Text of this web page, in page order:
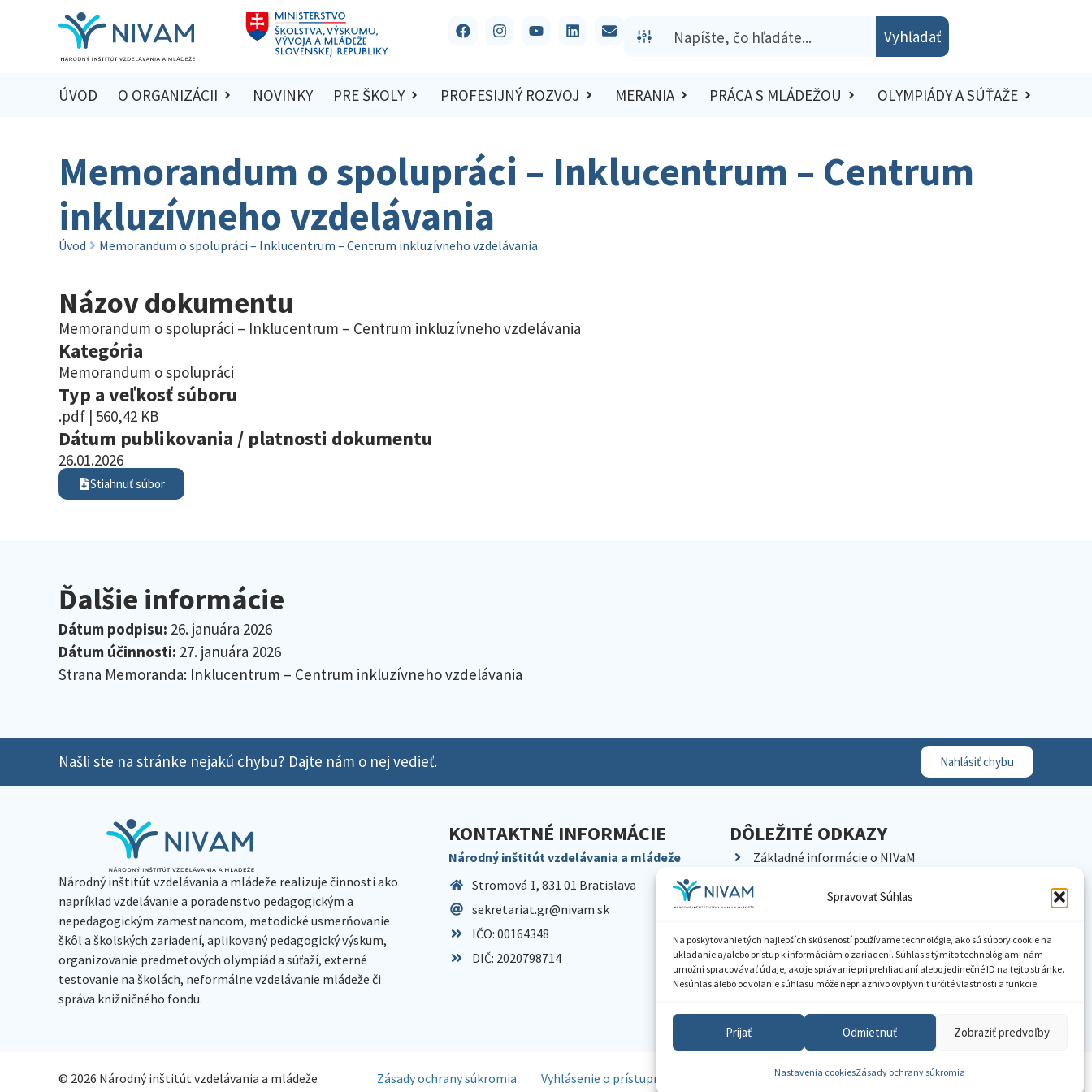
Spravovať Súhlas
Na poskytovanie tých najlepších skúseností používame technológie, ako sú súbory cookie na
ukladanie a/alebo prístup k informáciám o zariadení. Súhlas s týmito technológiami nám
umožní spracovávať údaje, ako je správanie pri prehliadaní alebo jedinečné ID na tejto stránke.
Nesúhlas alebo odvolanie súhlasu môže nepriaznivo ovplyvniť určité vlastnosti a funkcie.
Prijať Odmietnuť Zobraziť predvoľby
Nastavenia cookiesZásady ochrany súkromia
Vyhľadať
ÚVOD O ORGANIZÁCII NOVINKY PRE ŠKOLY PROFESIJNÝ ROZVOJ MERANIA PRÁCA S MLÁDEŽOU OLYMPIÁDY A SÚŤAŽE
Memorandum o spolupráci – Inklucentrum – Centrum
inkluzívneho vzdelávania
Úvod Memorandum o spolupráci – Inklucentrum – Centrum inkluzívneho vzdelávania
Názov dokumentu
Memorandum o spolupráci – Inklucentrum – Centrum inkluzívneho vzdelávania
Kategória
Memorandum o spolupráci
Typ a veľkosť súboru
.pdf | 560,42 KB
Dátum publikovania / platnosti dokumentu
26.01.2026
Stiahnuť súbor
Ďalšie informácie
Dátum podpisu: 26. januára 2026
Dátum účinnosti: 27. januára 2026
Strana Memoranda: Inklucentrum – Centrum inkluzívneho vzdelávania
Našli ste na stránke nejakú chybu? Dajte nám o nej vedieť. Nahlásiť chybu
Národný inštitút vzdelávania a mládeže realizuje činnosti ako
napríklad vzdelávanie a poradenstvo pedagogickým a
nepedagogickým zamestnancom, metodické usmerňovanie
škôl a školských zariadení, aplikovaný pedagogický výskum,
organizovanie predmetových olympiád a súťaží, externé
testovanie na školách, neformálne vzdelávanie mládeže či
správa knižničného fondu.
KONTAKTNÉ INFORMÁCIE
Národný inštitút vzdelávania a mládeže
Stromová 1, 831 01 Bratislava
sekretariat.gr@nivam.sk
IČO: 00164348
DIČ: 2020798714
DÔLEŽITÉ ODKAZY
Základné informácie o NIVaM
Kariéra
Pracoviská NIVaM
Dokumenty inštitúcie
© 2026 Národný inštitút vzdelávania a mládeže Zásady ochrany súkromia Vyhlásenie o prístupnosti Sprístupnenie informácií Nastavenia cookies